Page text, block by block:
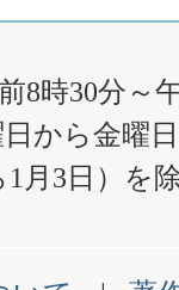
8時30分～
から金曜
1月3日）を